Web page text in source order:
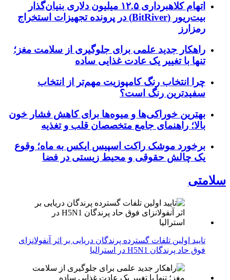
اتهام کلاهبرداری ۱۲.۵ میلیون دلاری بنیان‌گذار
بیت‌ریور (BitRiver) در پرونده تجهیزات استخراج
رمزارز
راهکار جدید علمی برای جلوگیری از سلامت مغز؛
تنها با تغییر یک عادت غذایی ساده
چرا انتخاب رنگ کامپوزیت مهم‌تر از انتخاب
سفیدترین رنگ است؟
بهترین خوراکی‌ها و میوه‌ها برای کاهش فشار خون
بالا؛ راهنمای جامع متخصصان قلب و تغذیه
برخورد موشک راکت اسپیس ایکس به ماه؛ وقوع
یک چالش حقوقی و محیط زیستی در فضا
سلامتی
تایید اولین تلفات گسترده پرندگان دریایی بر اثر آنفولانزای
فوق حاد پرندگان H5N1 در استرالیا